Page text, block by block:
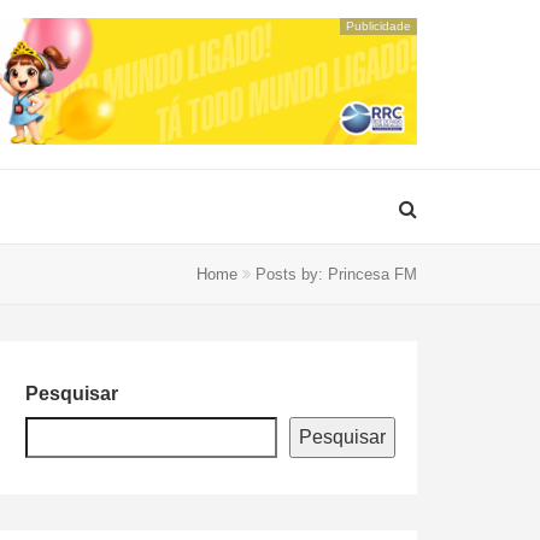
Publicidade
Home Posts by: Princesa FM
Pesquisar
Pesquisar